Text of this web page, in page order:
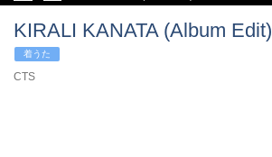
KIRALI KANATA (Album Edit)
着うた
CTS